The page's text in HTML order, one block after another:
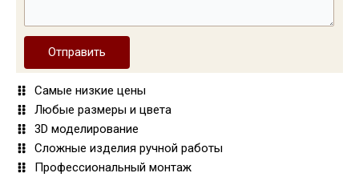
Отправить
Самые низкие цены
Любые размеры и цвета
3D моделирование
Сложные изделия ручной работы
Профессиональный монтаж